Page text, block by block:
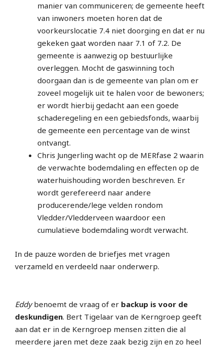
manier van communiceren; de gemeente heeft
van inwoners moeten horen dat de
voorkeurslocatie 7.4 niet doorging en dat er nu
gekeken gaat worden naar 7.1 of 7.2. De
gemeente is aanwezig op bestuurlijke
overleggen. Mocht de gaswinning toch
doorgaan dan is de gemeente van plan om er
zoveel mogelijk uit te halen voor de bewoners;
er wordt hierbij gedacht aan een goede
schaderegeling en een gebiedsfonds, waarbij
de gemeente een percentage van de winst
ontvangt.
Chris Jungerling wacht op de MERfase 2 waarin
de verwachte bodemdaling en effecten op de
waterhuishouding worden beschreven. Er
wordt gerefereerd naar andere
producerende/lege velden rondom
Vledder/Vledderveen waardoor een
cumulatieve bodemdaling wordt verwacht.
In de pauze worden de briefjes met vragen
verzameld en verdeeld naar onderwerp.
Eddybenoemt de vraag of er backup is voor de
deskundigen. Bert Tigelaar van de Kerngroep geeft
aan dat er in de Kerngroep mensen zitten die al
meerdere jaren met deze zaak bezig zijn en zo heel